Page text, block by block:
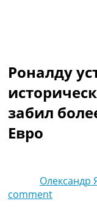
Лига
Англия.
Другие
Таблицы
Лига
Роналду
забил
Евро
Олександр
comment